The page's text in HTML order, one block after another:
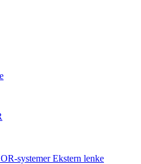
systemerEkstern lenke